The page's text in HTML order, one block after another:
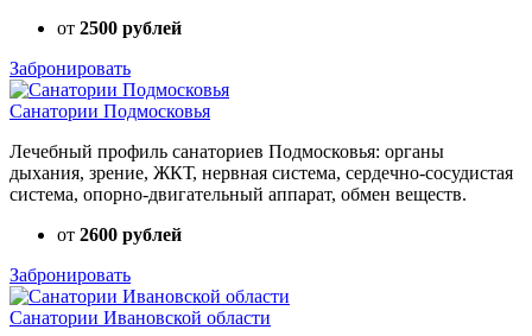
от 2500 рублей
Забронировать
Санатории Подмосковья
Лечебный профиль санаториев Подмосковья: органы
дыхания, зрение, ЖКТ, нервная система, сердечно-сосудистая
система, опорно-двигательный аппарат, обмен веществ.
от 2600 рублей
Забронировать
Санатории Ивановской области